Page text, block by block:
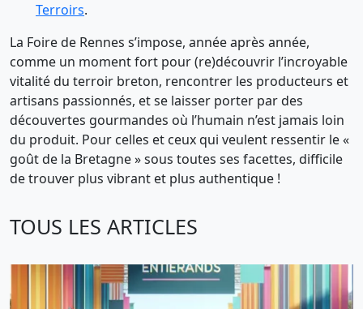
Terroirs.
La Foire de Rennes s’impose, année après année,
comme un moment fort pour (re)découvrir l’incroyable
vitalité du terroir breton, rencontrer les producteurs et
artisans passionnés, et se laisser porter par des
découvertes gourmandes où l’humain n’est jamais loin
du produit. Pour celles et ceux qui veulent ressentir le «
goût de la Bretagne » sous toutes ses facettes, difficile
de trouver plus vibrant et plus authentique !
TOUS LES ARTICLES